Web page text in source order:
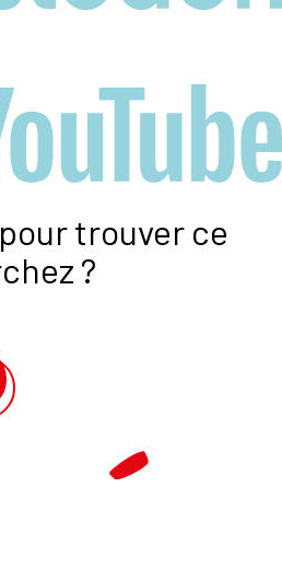
trouver ce
?